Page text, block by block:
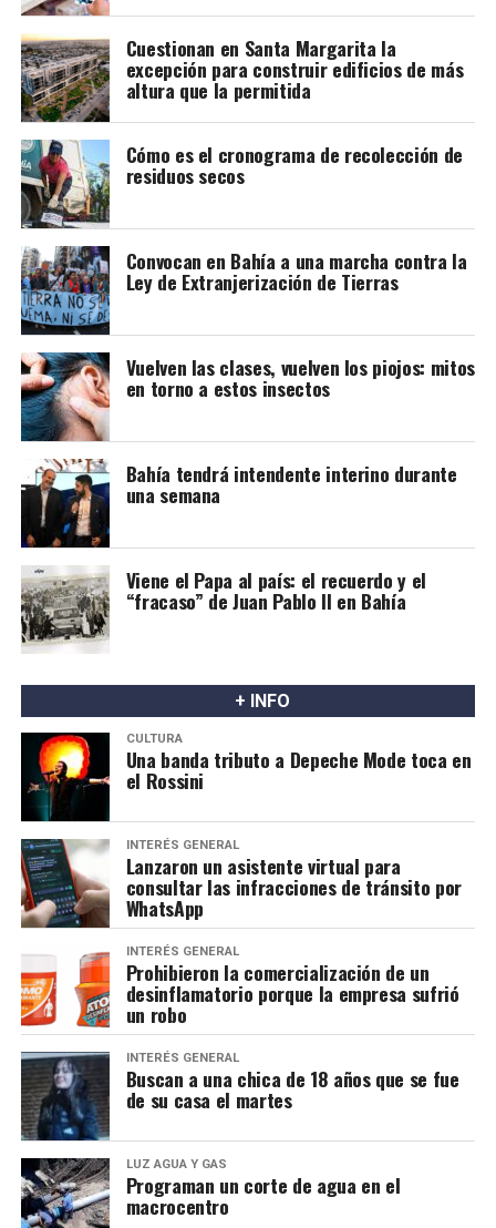
Cuestionan en Santa Margarita la
excepción para construir edificios de más
altura que la permitida
Cómo es el cronograma de recolección de
residuos secos
Convocan en Bahía a una marcha contra la
Ley de Extranjerización de Tierras
Vuelven las clases, vuelven los piojos: mitos
en torno a estos insectos
Bahía tendrá intendente interino durante
una semana
Viene el Papa al país: el recuerdo y el
“fracaso” de Juan Pablo II en Bahía
+ INFO
CULTURA
Una banda tributo a Depeche Mode toca en
el Rossini
INTERÉS GENERAL
Lanzaron un asistente virtual para
consultar las infracciones de tránsito por
WhatsApp
INTERÉS GENERAL
Prohibieron la comercialización de un
desinflamatorio porque la empresa sufrió
un robo
INTERÉS GENERAL
Buscan a una chica de 18 años que se fue
de su casa el martes
LUZ AGUA Y GAS
Programan un corte de agua en el
macrocentro